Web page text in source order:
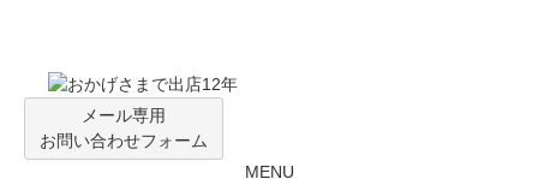
メール専用
お問い合わせフォーム
MENU